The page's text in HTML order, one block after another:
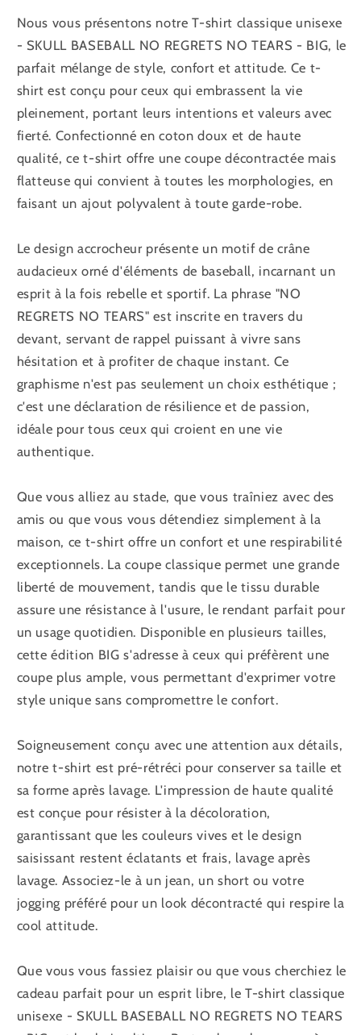
HOMMES
/
FEMMES
•
[2XL-
5XL]
HOMMES
/
FEMMES
•
[2XL-
5XL]
Nous vous présentons notre T-shirt classique unisexe
- SKULL BASEBALL NO REGRETS NO TEARS - BIG, le
parfait mélange de style, confort et attitude. Ce t-
shirt est conçu pour ceux qui embrassent la vie
pleinement, portant leurs intentions et valeurs avec
fierté. Confectionné en coton doux et de haute
qualité, ce t-shirt offre une coupe décontractée mais
flatteuse qui convient à toutes les morphologies, en
faisant un ajout polyvalent à toute garde-robe.
Le design accrocheur présente un motif de crâne
audacieux orné d'éléments de baseball, incarnant un
esprit à la fois rebelle et sportif. La phrase "NO
REGRETS NO TEARS" est inscrite en travers du
devant, servant de rappel puissant à vivre sans
hésitation et à profiter de chaque instant. Ce
graphisme n'est pas seulement un choix esthétique ;
c'est une déclaration de résilience et de passion,
idéale pour tous ceux qui croient en une vie
authentique.
Que vous alliez au stade, que vous traîniez avec des
amis ou que vous vous détendiez simplement à la
maison, ce t-shirt offre un confort et une respirabilité
exceptionnels. La coupe classique permet une grande
liberté de mouvement, tandis que le tissu durable
assure une résistance à l'usure, le rendant parfait pour
un usage quotidien. Disponible en plusieurs tailles,
cette édition BIG s'adresse à ceux qui préfèrent une
coupe plus ample, vous permettant d'exprimer votre
style unique sans compromettre le confort.
Soigneusement conçu avec une attention aux détails,
notre t-shirt est pré-rétréci pour conserver sa taille et
sa forme après lavage. L'impression de haute qualité
est conçue pour résister à la décoloration,
garantissant que les couleurs vives et le design
saisissant restent éclatants et frais, lavage après
lavage. Associez-le à un jean, un short ou votre
jogging préféré pour un look décontracté qui respire la
cool attitude.
Que vous vous fassiez plaisir ou que vous cherchiez le
cadeau parfait pour un esprit libre, le T-shirt classique
unisexe - SKULL BASEBALL NO REGRETS NO TEARS